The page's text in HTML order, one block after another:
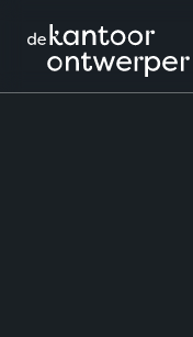
Interieuradvies
Inspiratie opdoen